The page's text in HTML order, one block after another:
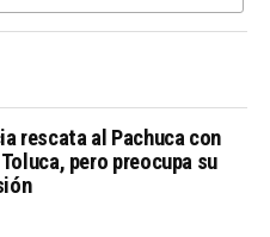
rescata al Pachuca con
pero preocupa su